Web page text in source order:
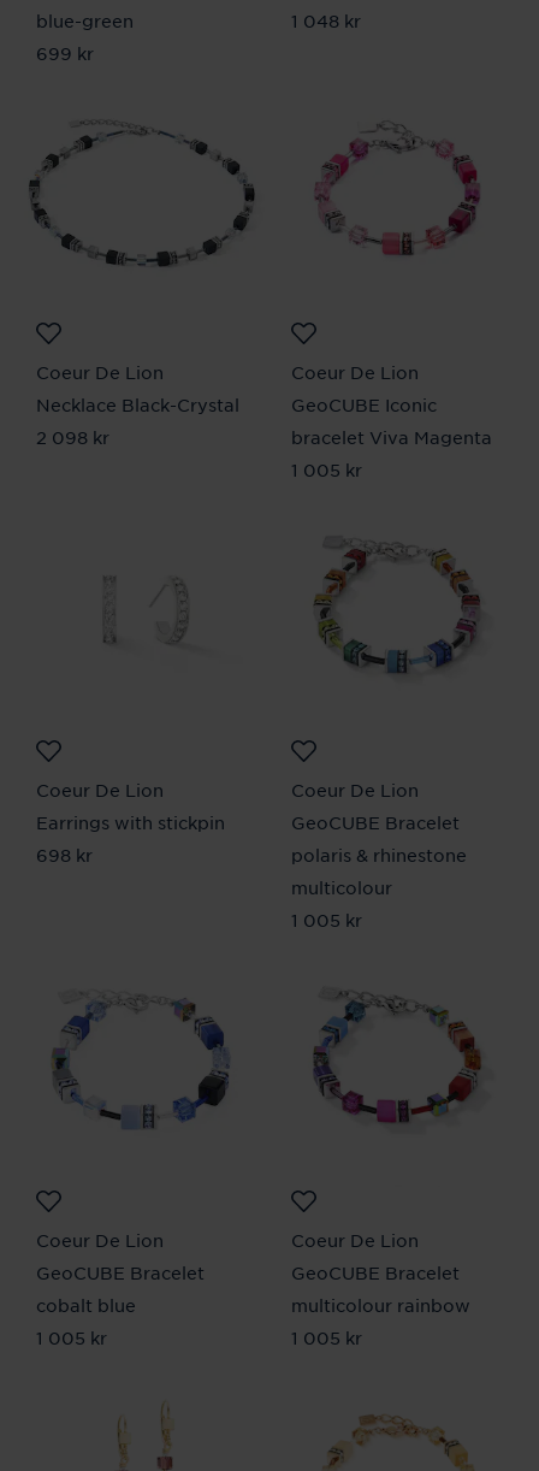
blue-green
Pris: 699 kr
699 kr
Pris:1 048 kr
1 048 kr
Coeur De Lion
Necklace Black-Crystal
Pris:2 098 kr
2 098 kr
Coeur De Lion
GeoCUBE Iconic
bracelet Viva Magenta
Pris:1 005 kr
1 005 kr
Coeur De Lion
Earrings with stickpin
Pris:698 kr
698 kr
Coeur De Lion
GeoCUBE Bracelet
polaris & rhinestone
multicolour
Pris:1 005 kr
1 005 kr
Coeur De Lion
GeoCUBE Bracelet
cobalt blue
Pris:1 005 kr
1 005 kr
Coeur De Lion
GeoCUBE Bracelet
multicolour rainbow
Pris:1 005 kr
1 005 kr